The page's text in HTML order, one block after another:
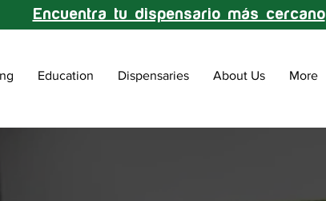
Education Dispensaries About Us More
Encuentra tu dispensario más cercano